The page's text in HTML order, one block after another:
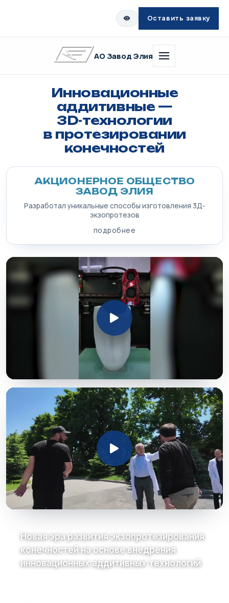
Оставить заявку
АО Завод Элия
Инновационные
аддитивные —
3D-технологии
в протезировании
конечностей
АКЦИОНЕРНОЕ ОБЩЕСТВО
ЗАВОД ЭЛИЯ
Разработал уникальные способы изготовления 3Д-
экзопротезов
подробнее
Новая эра развития экзопротезирования
конечностей на основе внедрения
инновационных аддитивных технологий